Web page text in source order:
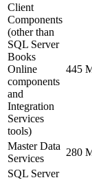
Client
Components
(other than
SQL Server
Books
Online
components
and
Integration
Services
tools)
445
Master Data
Services
280
SQL Server